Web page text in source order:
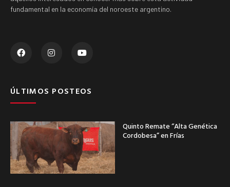
fundamental en la economía del noroeste argentino.
ÚLTIMOS POSTEOS
Quinto Remate “Alta Genética
Cordobesa” en Frías